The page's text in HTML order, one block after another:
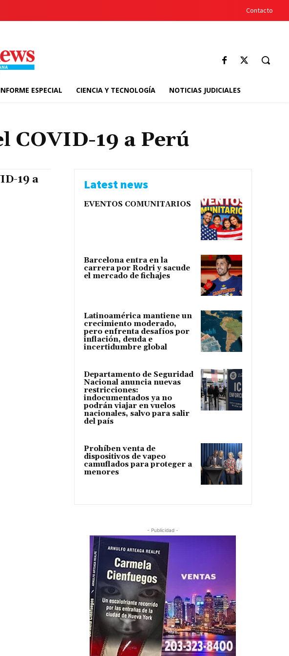
Contacto
ESPECIAL CIENCIA Y TECNOLOGÍA NOTICIAS JUDICIALES
COVID-19 a Perú
19 a
Latest news
EVENTOS COMUNITARIOS
Barcelona entra en la
carrera por Rodri y sacude
el mercado de fichajes
Latinoamérica mantiene un
crecimiento moderado,
pero enfrenta desafíos por
inflación, deuda e
incertidumbre global
Departamento de Seguridad
Nacional anuncia nuevas
restricciones:
indocumentados ya no
podrán viajar en vuelos
nacionales, salvo para salir
del país
Prohíben venta de
dispositivos de vapeo
camuflados para proteger a
menores
- Publicidad -